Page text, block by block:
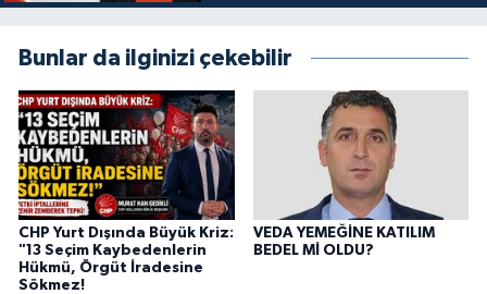
Bunlar da ilginizi çekebilir
CHP Yurt Dışında Büyük Kriz:
"13 Seçim Kaybedenlerin
Hükmü, Örgüt İradesine
Sökmez!
VEDA YEMEĞİNE KATILIM
BEDEL Mİ OLDU?